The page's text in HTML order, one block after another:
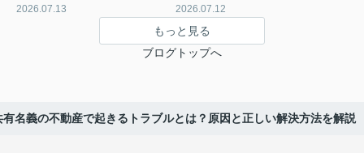
2026.07.13 2026.07.12
もっと見る
ブログトップへ
有名義の不動産で起きるトラブルとは？原因と正しい解決方法を解説